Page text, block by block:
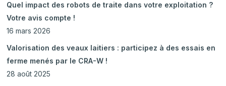
Quel impact des robots de traite dans votre exploitation ?
Votre avis compte !
16 mars 2026
Valorisation des veaux laitiers : participez à des essais en
ferme menés par le CRA-W !
28 août 2025